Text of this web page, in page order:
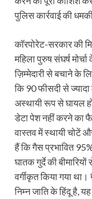
पुलिस कार्रवाई की
कॉरपोरेट-सरकार की
महिला पुरुष संघर्ष
ज़िम्मेदारी से बचाने के
कि 90 फीसदी से
अस्थायी रूप से घायल
डेटा पेश नहीं करने का
वास्तव में स्थायी चोटें
हैं कि गैस प्रभावित
घातक गुर्दे की
वर्गीकृत किया गया
निम्न जाति के हिंदू है,